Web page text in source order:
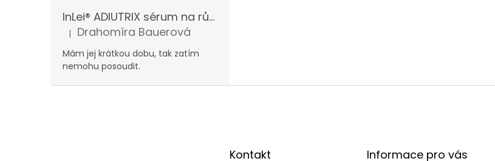
InLei® ADIUTRIX sérum na růst řas a obočí
Hodnocení produktu je 5 z 5 hvězdiček.
| Drahomíra Bauerová
Mám jej krátkou dobu, tak zatím
nemohu posoudit.
Kontakt Informace pro vás